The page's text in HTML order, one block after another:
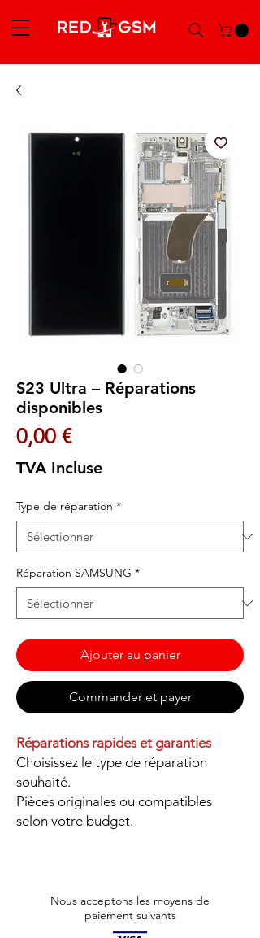
S23 Ultra – Réparations
disponibles
0,00 €Prix
TVA Incluse
Type de réparation *
Réparation SAMSUNG *
Ajouter au panier
Commander et payer
Réparations rapides et garanties
Choisissez le type de réparation
souhaité.
Pièces originales ou compatibles
selon votre budget.
Nous acceptons les moyens de
paiement suivants